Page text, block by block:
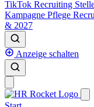
TikTok Recruiting
Kampagne Pflege
& 2027
Anzeige schalten